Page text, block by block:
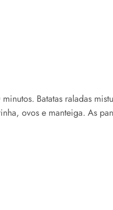
Batatas raladas
ovos e manteiga. As